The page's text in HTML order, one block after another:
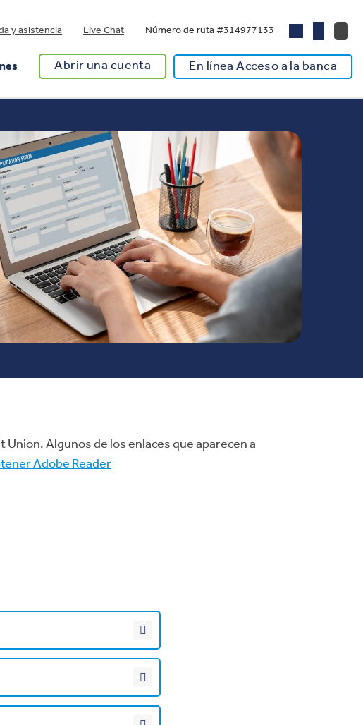
y asistencia Live Chat Número de ruta #314977133
Abrir una cuenta En línea Acceso a la banca
Algunos de los enlaces que aparecen a
Adobe Reader